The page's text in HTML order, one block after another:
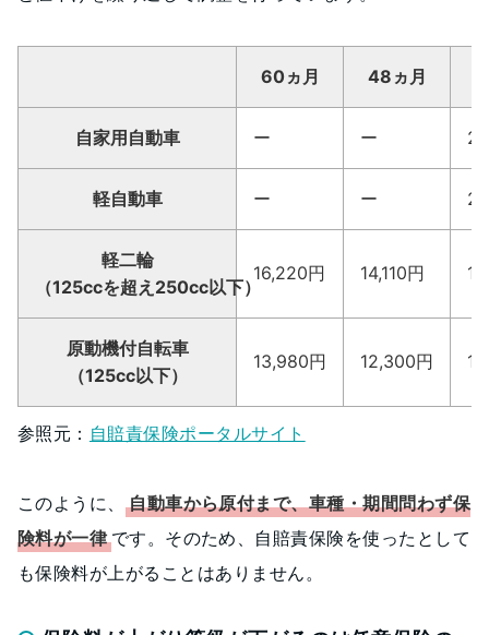
60ヵ月 48ヵ月
自家用自動車 ー ー
軽自動車 ー ー
軽二輪
（125ccを超え250cc以下）
16,220円 14,110円
原動機付自転車
（125cc以下）
13,980円 12,300円
参照元： 自賠責保険ポータルサイト
このように、
自動車から原付まで、車種・期間問わず保
険料が一律です。そのため、自賠責保険を使ったとして
も保険料が上がることはありません。